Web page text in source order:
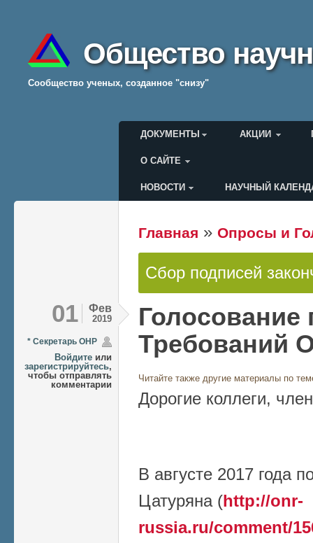
Общество
Cообщество ученых, созданное "снизу"
Главное меню
ДОКУМЕНТЫ АКЦИИ
О САЙТЕ
Меню пользователя
НОВОСТИ НАУЧНЫЙ
Вы здесь
Главная » Опросы и
Статус
Сбор подписей
01 Фев
2019
* Секретарь ОНР
Войдите или
зарегистрируйтесь,
чтобы отправлять
комментарии
Голосование
Требований
Читайте также другие материалы по
Дорогие коллеги,
В августе 2017 года
Цатуряна (http://onr-
russia.ru/comment/